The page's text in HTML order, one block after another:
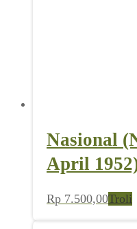
Nasional
April
Rp 7.500,00Troli